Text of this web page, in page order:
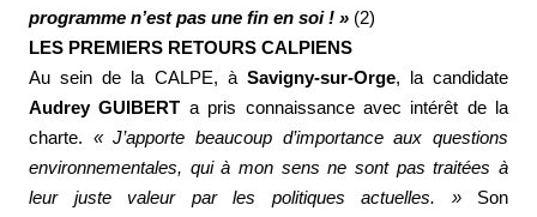
programme n’est pas une fin en soi ! » (2)
LES PREMIERS RETOURS CALPIENS
Au sein de la CALPE, à Savigny-sur-Orge, la candidate
Audrey GUIBERT a pris connaissance avec intérêt de la
charte. «J’apporte beaucoup d’importance aux questions
environnementales, qui à mon sens ne sont pas traitées à
leur juste valeur par les politiques actuelles. » Son